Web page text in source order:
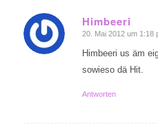
Himbeeri
sagte:
20. Mai 2012 um 1:18
Himbeeri us äm
sowieso dä Hit.
Antworten